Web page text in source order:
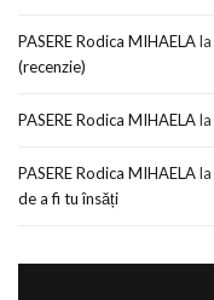
PASERE Rodica MIHAELAla
(recenzie)
PASERE Rodica MIHAELAla
PASERE Rodica MIHAELAla
de a fi tu însăți